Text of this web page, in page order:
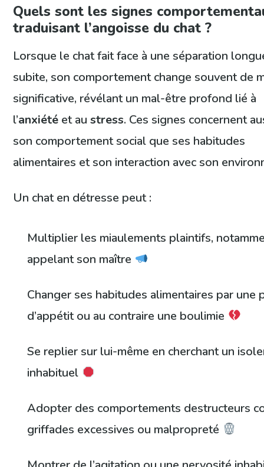
Quels sont les signes
traduisant l’angoisse du chat ?
Lorsque le chat fait face à une séparation
subite, son comportement change souvent de
significative, révélant un mal-être profond lié à
l’anxiété et austress. Ces signes concernent
son comportement social que ses habitudes
alimentaires et son interaction avec son
Un chat en détresse peut :
Multiplier les miaulements plaintifs,
appelant son maître
Changer ses habitudes alimentaires par une
d’appétit ou au contraire une boulimie
Se replier sur lui-même en cherchant un
inhabituel
Adopter des comportements destructeurs
griffades excessives ou malpropreté